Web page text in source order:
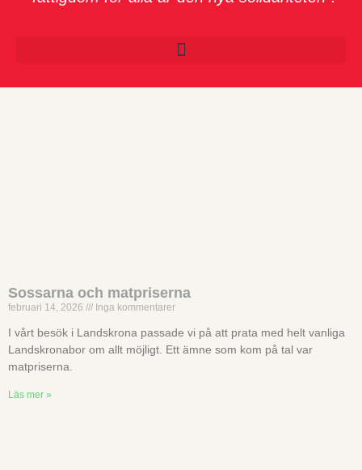
Sossarna och matpriserna
februari 14, 2026 Inga kommentarer
I vårt besök i Landskrona passade vi på att prata med helt vanliga
Landskronabor om allt möjligt. Ett ämne som kom på tal var
matpriserna.
Läs mer »